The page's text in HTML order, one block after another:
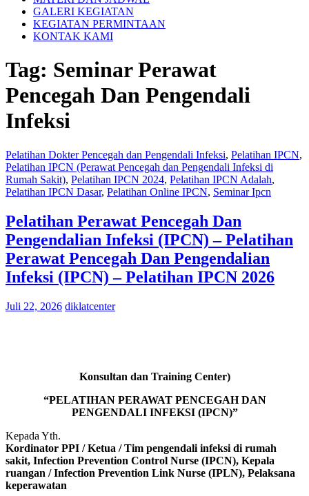
GALERI KEGIATAN
KEGIATAN PERMINTAAN
KONTAK KAMI
Tag: Seminar Perawat
Pencegah Dan Pengendali
Infeksi
Pelatihan Dokter Pencegah dan Pengendali Infeksi, Pelatihan IPCN,
Pelatihan IPCN (Perawat Pencegah dan Pengendali Infeksi di
Rumah Sakit), Pelatihan IPCN 2024, Pelatihan IPCN Adalah,
Pelatihan IPCN Dasar, Pelatihan Online IPCN, Seminar Ipcn
Pelatihan Perawat Pencegah Dan
Pengendalian Infeksi (IPCN) – Pelatihan
Perawat Pencegah Dan Pengendalian
Infeksi (IPCN) – Pelatihan IPCN 2026
Juli 22, 2026 diklatcenter
Konsultan dan Training Center)
“PELATIHAN PERAWAT PENCEGAH DAN
PENGENDALI INFEKSI (IPCN)”
Kepada Yth.
Kordinator PPI / Ketua / Tim pengendali infeksi di rumah
sakit, Infection Prevention Control Nurse (IPCN), Kepala
ruangan / Infection Prevention Link Nurse (IPLN), Pelaksana
keperawatan